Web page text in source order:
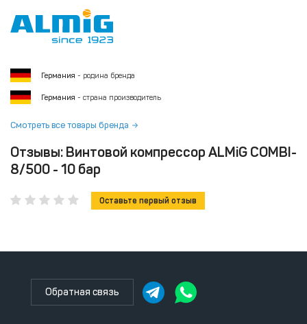
Германия - родина бренда
Германия - страна производитель
Смотреть все товары бренда
Отзывы: Винтовой компрессор ALMiG COMBI-
8/500 - 10 бар
Оставьте первый отзыв
Обратная связь